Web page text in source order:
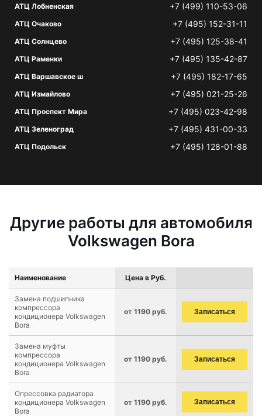
АТЦ Лобненская +7 (499) 110-53-06
АТЦ Очаково +7 (495) 152-31-11
АТЦ Солнцево +7 (495) 125-38-41
АТЦ Раменки +7 (495) 135-42-87
АТЦ Варшавское ш +7 (495) 182-17-65
АТЦ Измайлово +7 (495) 021-25-26
АТЦ Проспект Мира +7 (495) 023-42-98
АТЦ Зеленоград +7 (495) 431-00-33
АТЦ Подольск +7 (495) 128-01-88
Другие работы для автомобиля
Volkswagen Bora
Наименование Цена в Руб.
Замена подшипника
компрессора
кондиционера Volkswagen
Bora
от 1190 руб. Записаться
Замена муфты
компрессора
кондиционера Volkswagen
Bora
от 1190 руб. Записаться
Опрессовка радиатора
кондиционера Volkswagen
Bora
от 1190 руб. Записаться